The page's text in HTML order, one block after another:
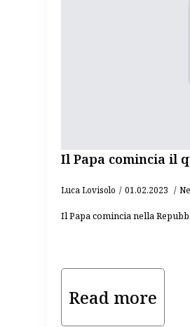
Il Papa comincia il
Luca Lovisolo 01.02.2023
Il Papa comincia nella
Read more